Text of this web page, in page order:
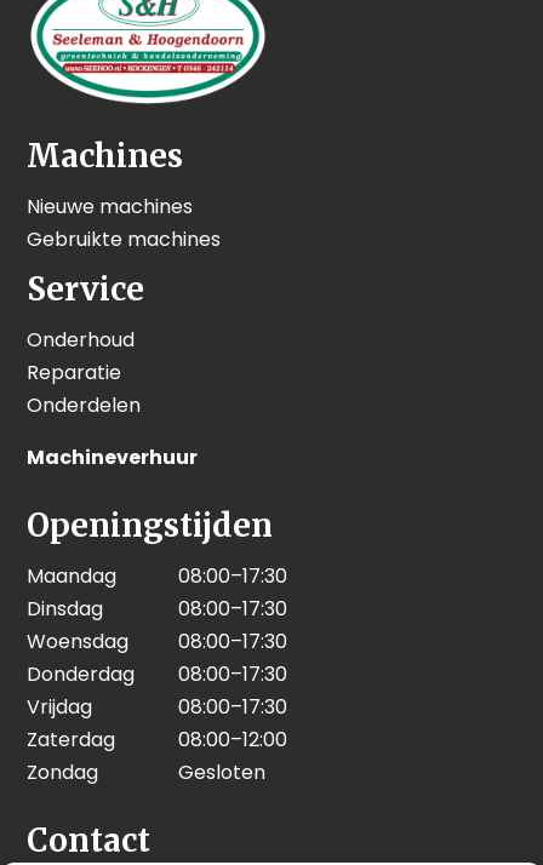
Machines
Nieuwe machines
Gebruikte machines
Service
Onderhoud
Reparatie
Onderdelen
Machineverhuur
Openingstijden
Maandag
08:00–17:30
Dinsdag
08:00–17:30
Woensdag
08:00–17:30
Donderdag
08:00–17:30
Vrijdag
08:00–17:30
Zaterdag
08:00–12:00
Zondag
Gesloten
Contact